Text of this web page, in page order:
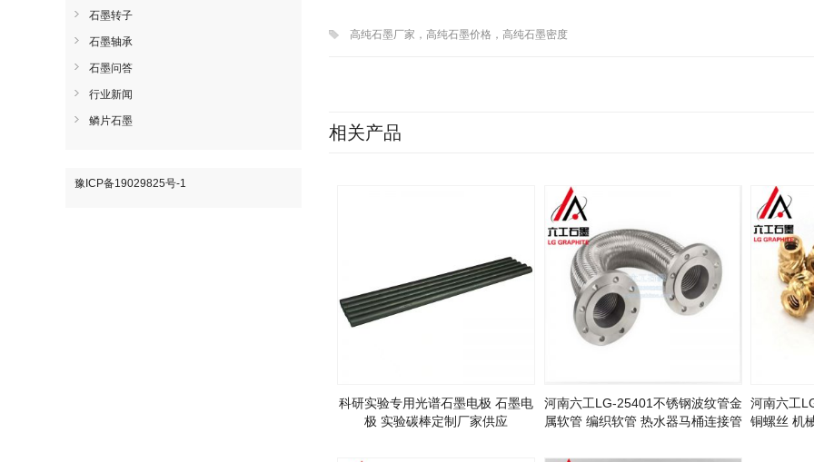
高纯石墨厂家，高纯石墨价格，高纯石墨密度
相关产品
科研实验专用光谱石墨电极 石墨电
极 实验碳棒定制厂家供应
河南六工LG-25401不锈钢波纹管金
属软管 编织软管 热水器马桶连接管
河南六工
铜螺丝 机
石墨转子
石墨轴承
石墨问答
行业新闻
鳞片石墨
豫ICP备19029825号-1